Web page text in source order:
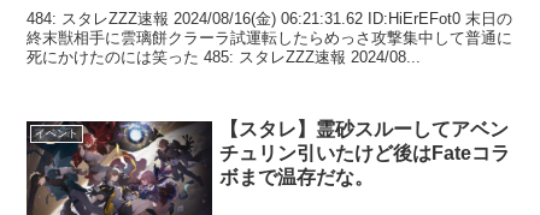
484: スタレZZZ速報 2024/08/16(金) 06:21:31.62 ID:HiErEFot0 末日の
終末獣相手に雲璃餅クラーラ試運転したらめっさ攻撃集中して普通に
死にかけたのには笑った 485: スタレZZZ速報 2024/08...
イベント
【スタレ】霊砂スルーしてアベン
チュリン引いたけど後はFateコラ
ボまで温存だな。